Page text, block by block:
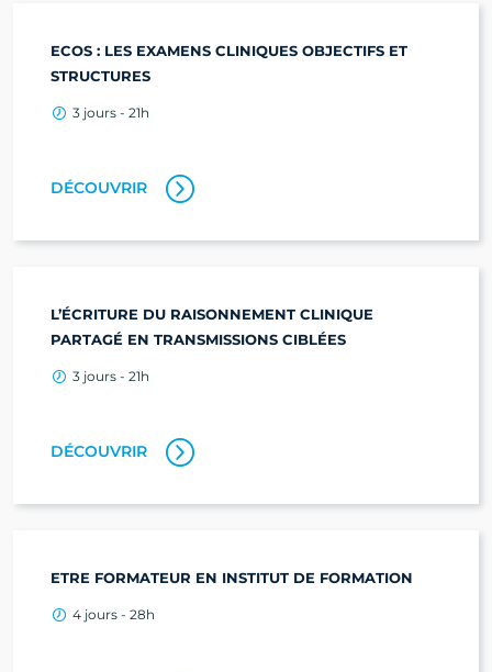
ECOS : LES EXAMENS CLINIQUES OBJECTIFS ET
STRUCTURES
3 jours - 21h
DÉCOUVRIR
L’ÉCRITURE DU RAISONNEMENT CLINIQUE
PARTAGÉ EN TRANSMISSIONS CIBLÉES
3 jours - 21h
DÉCOUVRIR
ETRE FORMATEUR EN INSTITUT DE FORMATION
4 jours - 28h